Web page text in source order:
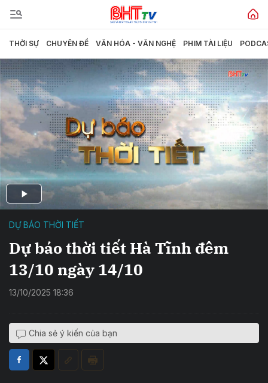
THỜI SỰ CHUYÊN ĐỀ VĂN HÓA - VĂN NGHỆ PHIM TÀI LIỆU
DỰ BÁO THỜI TIẾT
Dự báo thời tiết Hà Tĩnh đêm
13/10 ngày 14/10
13/10/2025 18:36
Chia sẻ ý kiến của bạn